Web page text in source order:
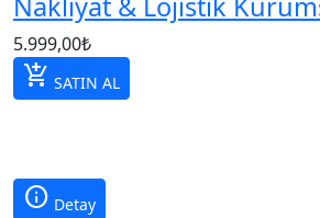
5.999,00₺
add_shopping_cart SATIN AL
info Detay